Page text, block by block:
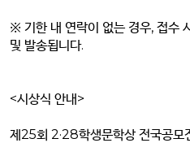
※ 기한 내 연락이 없는 경우, 접수
및 발송됩니다.
<시상식 안내>
제25회 2·28학생문학상 전국공모